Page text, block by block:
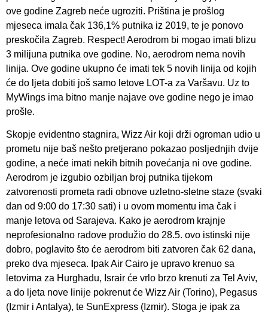
ove godine Zagreb neće ugroziti. Priština je prošlog
mjeseca imala čak 136,1% putnika iz 2019, te je ponovo
preskočila Zagreb. Respect! Aerodrom bi mogao imati blizu
3 milijuna putnika ove godine. No, aerodrom nema novih
linija. Ove godine ukupno će imati tek 5 novih linija od kojih
će do ljeta dobiti još samo letove LOT-a za Varšavu. Uz to
MyWings ima bitno manje najave ove godine nego je imao
prošle.
Skopje evidentno stagnira, Wizz Air koji drži ogroman udio u
prometu nije baš nešto pretjerano pokazao posljednjih dvije
godine, a neće imati nekih bitnih povećanja ni ove godine.
Aerodrom je izgubio ozbiljan broj putnika tijekom
zatvorenosti prometa radi obnove uzletno-sletne staze (svaki
dan od 9:00 do 17:30 sati) i u ovom momentu ima čak i
manje letova od Sarajeva. Kako je aerodrom krajnje
neprofesionalno radove produžio do 28.5. ovo istinski nije
dobro, poglavito što će aerodrom biti zatvoren čak 62 dana,
preko dva mjeseca. Ipak Air Cairo je upravo krenuo sa
letovima za Hurghadu, Israir će vrlo brzo krenuti za Tel Aviv,
a do ljeta nove linije pokrenut će Wizz Air (Torino), Pegasus
(Izmir i Antalya), te SunExpress (Izmir). Stoga je ipak za